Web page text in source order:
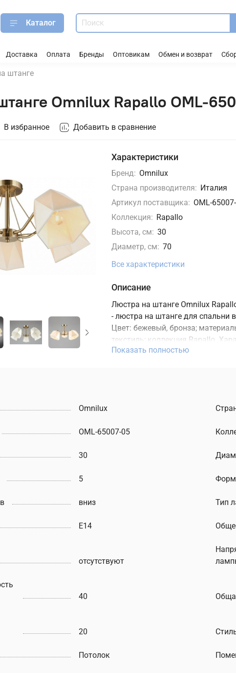
Каталог
Доставка Оплата Бренды Оптовикам Обмен и возврат
штанге
Omnilux Rapallo OML-
В избранное Добавить в сравнение
Характеристики
Бренд: Omnilux
Страна производителя: Италия
Артикул поставщика: OML-
Коллекция: Rapallo
Высота, см: 30
Диаметр, см: 70
Все характеристики
Описание
Люстра на штанге Omnilux
- люстра на штанге для спальни
Цвет: бежевый, бронза;
текстиль; коллекция Rapallo.
мощность 200 Вт, цоколь E14,
Показать полностью
Omnilux
OML-65007-05
30
5
вниз Тип
E14
отсутствуют
40
20
Потолок